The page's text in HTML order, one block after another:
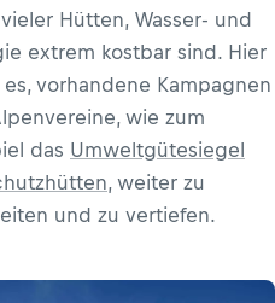
Hütten, Wasser- und
extrem kostbar sind. Hier
vorhandene Kampagnen
wie zum
das Umweltgütesiegel
, weiter zu
und zu vertiefen.